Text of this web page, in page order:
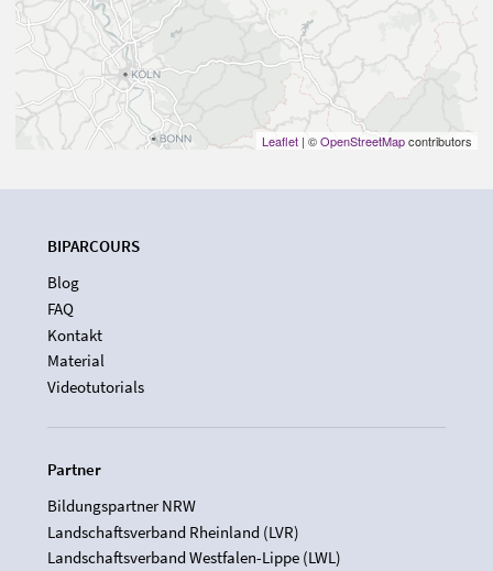
Leaflet | ©OpenStreetMapcontributors
BIPARCOURS
Blog
FAQ
Kontakt
Material
Videotutorials
Partner
Bildungspartner NRW
Landschaftsverband Rheinland (LVR)
Landschaftsverband Westfalen-Lippe (LWL)